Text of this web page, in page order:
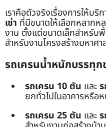
เราคือตัวจริงเรื่องการให้บริก
เช่า ที่มีขนาดให้เลือกหลากห
งาน ตั้งแต่ขนาดเล็กสำหรับ
สำหรับงานโครงสร้างมหาศ
รถเครนน้ำหนักบรรทุก
รถเครน 10 ตัน และ
ยกทั่วไปในอาคารหรือ
รถเครน 25 ตัน และ